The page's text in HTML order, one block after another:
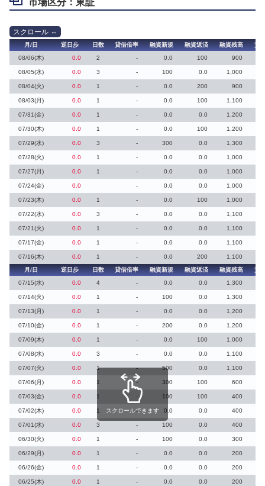
市場区分：東証
月/日 逆日歩 日数 貸借倍率 融資新規 融資返済 融資残高
貸
08/06(木)
0.0 2 - 0.0 100 900
08/05(水) 0.0 3 - 100 0.0 1,000
08/04(火) 0.0 1 - 0.0 200 900
08/03(月) 0.0 1 - 0.0 100 1,100
07/31(金) 0.0 1 - 0.0 0.0 1,200
07/30(木) 0.0 1 - 0.0 100 1,200
07/29(水) 0.0 3 - 300 0.0 1,300
07/28(火) 0.0 1 - 0.0 0.0 1,000
07/27(月) 0.0 1 - 0.0 0.0 1,000
07/24(金) 0.0 - 0.0 0.0 1,000
07/23(木) 0.0 1 - 0.0 100 1,000
07/22(水) 0.0 3 - 0.0 0.0 1,100
07/21(火) 0.0 1 - 0.0 0.0 1,100
07/17(金) 0.0 1 - 0.0 0.0 1,100
07/16(木) 0.0 1 - 0.0 200
1,100
月/日
逆日歩 日数 貸借倍率 融資新規 融資返済 融資残高
貸
07/15(水)
0.0 4 - 0.0 0.0 1,300
07/14(火) 0.0 1 - 100 0.0 1,300
07/13(月) 0.0 1 - 0.0 0.0 1,200
07/10(金) 0.0 1 - 200 0.0 1,200
07/09(木) 0.0 1 - 0.0 100 1,000
07/08(水) 0.0 3 - 0.0 0.0 1,100
07/07(火) 0.0 1 - 500 0.0 1,100
07/06(月) 0.0 1 - 300 100 600
07/03(金) 0.0 1 - 100 100 400
07/02(木) 0.0 1 - 0.0 0.0 400
07/01(水) 0.0 3 - 100 0.0 400
06/30(火) 0.0 1 - 100 0.0 300
06/29(月) 0.0 1 - 0.0 0.0 200
06/26(金) 0.0 1 - 0.0 0.0 200
06/25(木) 0.0 1 - 0.0 0.0
200
スクロールできます